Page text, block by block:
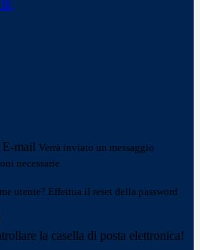
E-mail Verrà inviato un messaggio
necessarie.
utente? Effettua il reset della password
la casella di posta elettronica!